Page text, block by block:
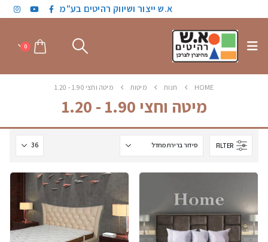
א.ש ייצור ושיווק רהיטים בע"מ
0
HOME חנות מיטות מיטה וחצי 1.90 - 1.20
מיטה וחצי 1.90 - 1.20
FILTER